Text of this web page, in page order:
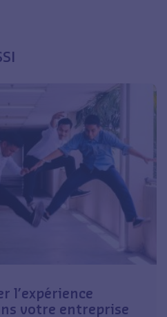
l’expérience
votre entreprise